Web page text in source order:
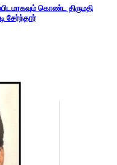
கொண்ட திருமதி
சேர்ந்தார்